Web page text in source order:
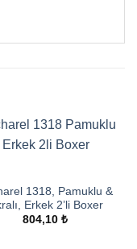
1318, Pamuklu &
Erkek 2’li Boxer
804,10 ₺